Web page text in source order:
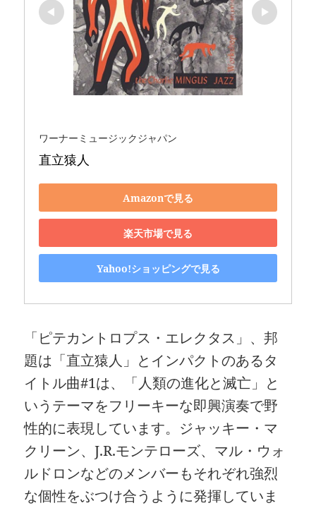
ワーナーミュージックジャパン
直立猿人
Amazonで見る
楽天市場で見る
Yahoo!ショッピングで見る
「ピテカントロプス・エレクタス」、邦
題は「直立猿人」とインパクトのあるタ
イトル曲#1は、「人類の進化と滅亡」と
いうテーマをフリーキーな即興演奏で野
性的に表現しています。ジャッキー・マ
クリーン、J.R.モンテローズ、マル・ウォ
ルドロンなどのメンバーもそれぞれ強烈
な個性をぶつけ合うように発揮していま